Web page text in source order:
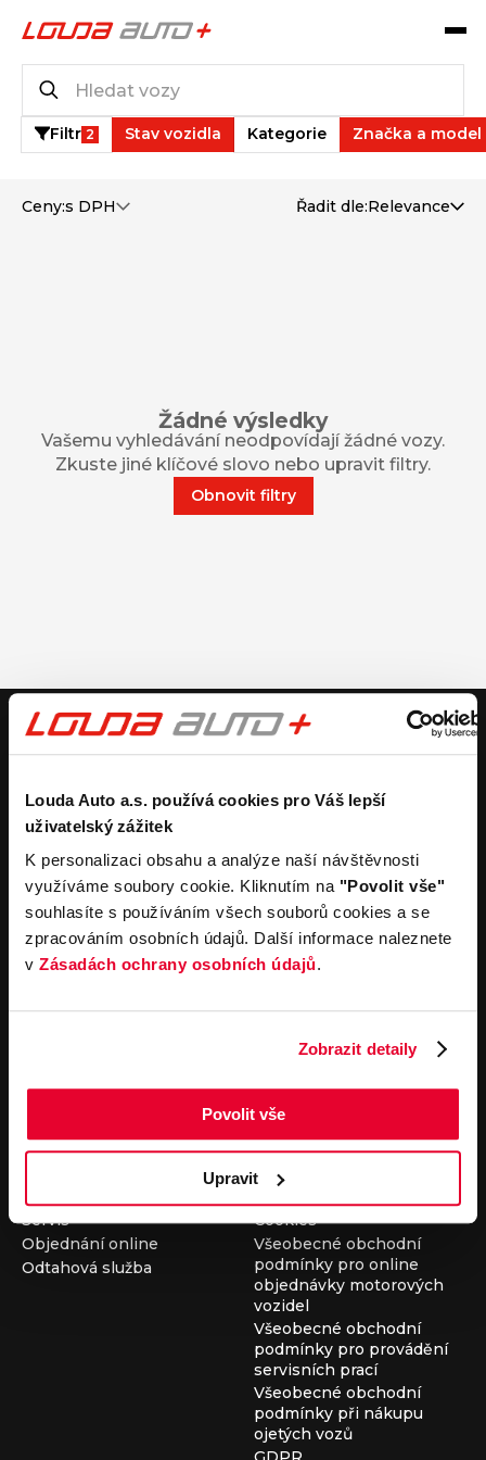
Louda Auto a.s. používá cookies pro Váš lepší
uživatelský zážitek
K personalizaci obsahu a analýze naší návštěvnosti
využíváme soubory cookie. Kliknutím na "Povolit vše"
souhlasíte s používáním všech souborů cookies a se
zpracováním osobních údajů. Další informace naleznete
v Zásadách ochrany osobních údajů.
Zobrazit detaily
Povolit vše
Upravit
Filtr 2 Stav vozidla Kategorie Značka a model
Ceny:s DPH Řadit dle:Relevance
Žádné výsledky
Vašemu vyhledávání neodpovídají žádné vozy.
Zkuste jiné klíčové slovo nebo upravit filtry.
Obnovit filtry
V případě dotazů volejte číslo nonstop infolinky
+420 325 400 400
nebo nám napište na e-mailauto@louda.cz
Koupit vůz
Koupit nový vůz
Koupit ojetý vůz
Koupit užitkový vůz
Koupit obytný vůz
Prodat vůz
Nezávazně ocenit
Průběh výkupu vozu
Louda Auto+ Poděbrady
Novinky
Kariéra
Servis
Objednání online
Odtahová služba
Důležité odkazy
Cookies
Všeobecné obchodní
podmínky pro online
objednávky motorových
vozidel
Všeobecné obchodní
podmínky pro provádění
servisních prací
Všeobecné obchodní
podmínky při nákupu
ojetých vozů